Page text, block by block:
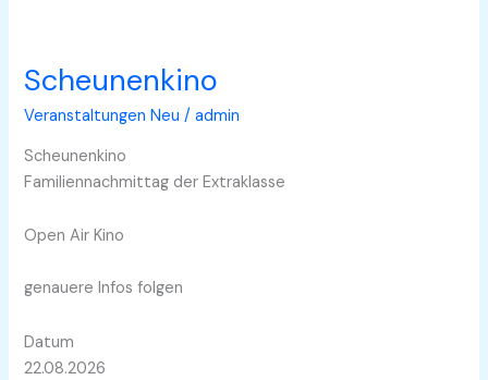
Scheunenkino
Veranstaltungen Neu /admin
Scheunenkino
Familiennachmittag der Extraklasse
Open Air Kino
genauere Infos folgen
Datum
22.08.2026